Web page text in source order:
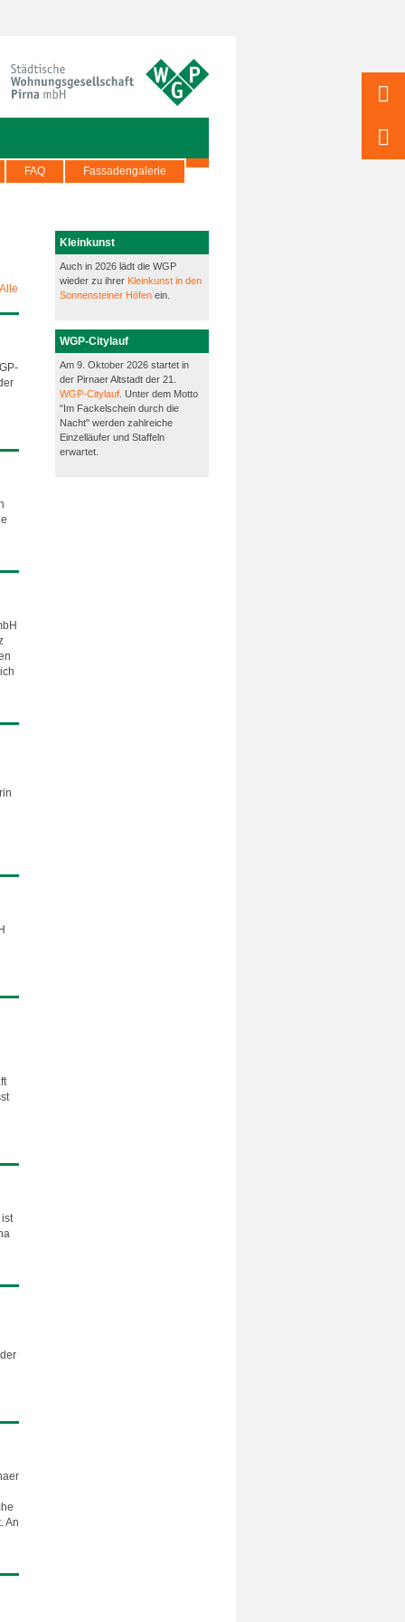
FAQ Fassadengalerie
Alle
An
Kleinkunst
Auch in 2026 lädt die WGP
wieder zu ihrer Kleinkunst in den
Sonnensteiner Höfen ein.
WGP-Citylauf
Am 9. Oktober 2026 startet in
der Pirnaer Altstadt der 21.
WGP-Citylauf . Unter dem Motto
"Im Fackelschein durch die
Nacht" werden zahlreiche
Einzelläufer und Staffeln
erwartet.